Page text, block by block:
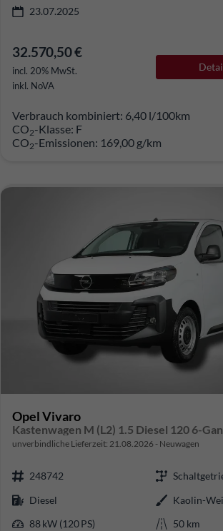
23.07.2025
32.570,50 €
incl. 20% MwSt.
inkl. NoVA
Verbrauch kombiniert: 6,40 l/100km
CO2-Klasse: F
CO2-Emissionen: 169,00 g/km
Opel Vivaro
Kastenwagen M (L2) 1.5 Diesel 120 6-
unverbindliche Lieferzeit: 21.08.2026 Neuwagen
248742
Diesel
Kaolin-
88 kW (120 PS)
50 km